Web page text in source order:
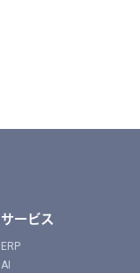
サービス
ERP
AI